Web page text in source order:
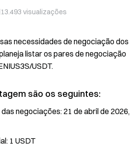
13.493 visualizações
necessidades de negociação dos
listar os pares de negociação
USDT.
são os seguintes:
negociações: 21 de abril de 2026,
1 USDT